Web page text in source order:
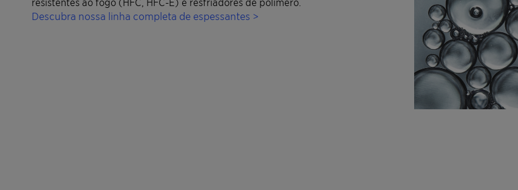
Descubra nossa linha completa de espessantes >